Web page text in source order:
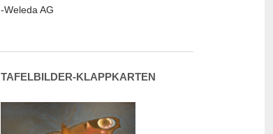
-Weleda AG
TAFELBILDER-KLAPPKARTEN